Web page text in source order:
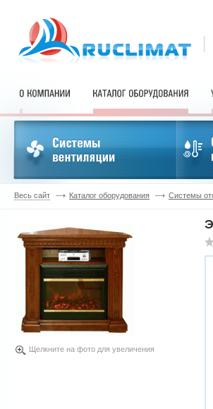
Весь сайт Каталог оборудования Системы
Щелкните на фото для увеличения